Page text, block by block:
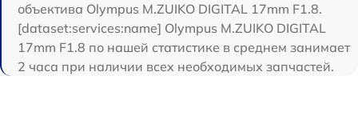
объектива Olympus M.ZUIKO DIGITAL 17mm F1.8.
[dataset:services:name] Olympus M.ZUIKO DIGITAL
17mm F1.8 по нашей статистике в среднем занимает
2 часа при наличии всех необходимых запчастей.